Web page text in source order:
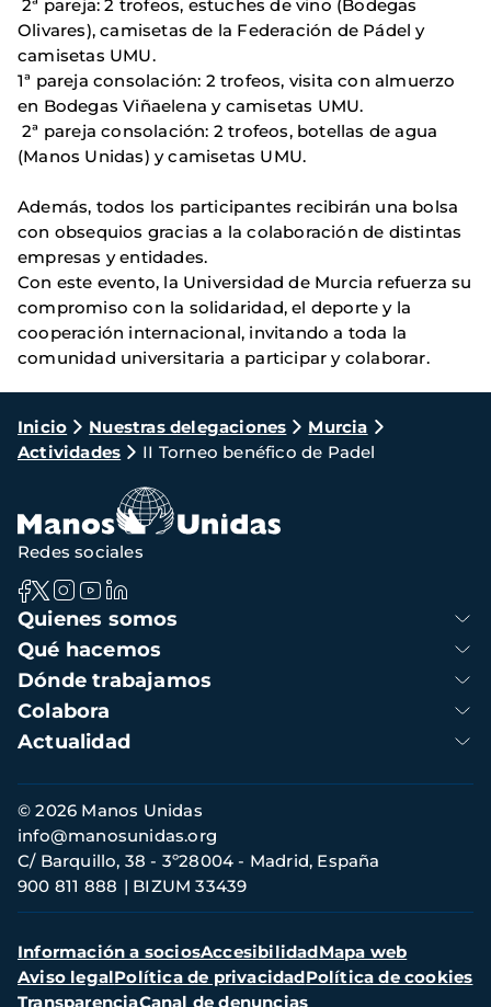
2ª pareja: 2 trofeos, estuches de vino (Bodegas
Olivares), camisetas de la Federación de Pádel y
camisetas UMU.
1ª pareja consolación: 2 trofeos, visita con almuerzo
en Bodegas Viñaelena y camisetas UMU.
2ª pareja consolación: 2 trofeos, botellas de agua
(Manos Unidas) y camisetas UMU.
Además, todos los participantes recibirán una bolsa
con obsequios gracias a la colaboración de distintas
empresas y entidades.
Con este evento, la Universidad de Murcia refuerza su
compromiso con la solidaridad, el deporte y la
cooperación internacional, invitando a toda la
comunidad universitaria a participar y colaborar.
Ruta
de
navegación
Inicio Nuestras delegaciones
Murcia
Actividades
II Torneo benéfico de Padel
Navegación
principal
Quienes somos
Qué hacemos
Dónde trabajamos
Colabora
Actualidad
Redes sociales
Información
de
contacto
© 2026 Manos Unidas
C/ Barquillo, 38 - 3º28004 - Madrid, España
900 811 888
BIZUM 33439
info@manosunidas.org
Menú
secundario
Información a sociosAccesibilidadMapa web
Aviso legalPolítica de privacidadPolítica de cookies
TransparenciaCanal de denuncias